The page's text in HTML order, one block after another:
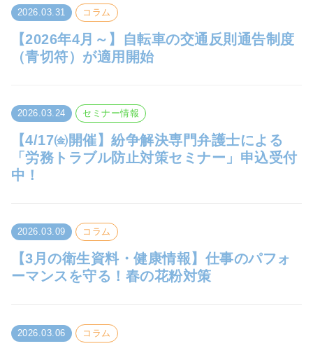
2026.03.31 コラム
【2026年4月～】自転車の交通反則通告制度
（青切符）が適用開始
2026.03.24 セミナー情報
【4/17㈮開催】紛争解決専門弁護士による
「労務トラブル防止対策セミナー」申込受付
中！
2026.03.09 コラム
【3月の衛生資料・健康情報】仕事のパフォ
ーマンスを守る！春の花粉対策
2026.03.06 コラム